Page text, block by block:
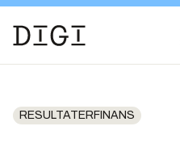
RESULTATERFINANS